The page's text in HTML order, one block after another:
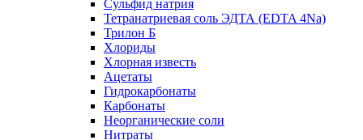
Сульфид натрия
Тетранатриевая соль ЭДТА (EDTA 4Na)
Трилон Б
Хлориды
Хлорная известь
Ацетаты
Гидрокарбонаты
Карбонаты
Неорганические соли
Нитраты